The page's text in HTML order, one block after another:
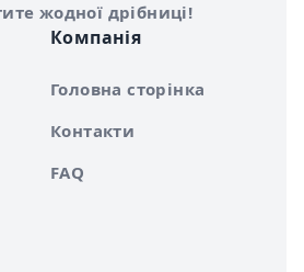
жодної дрібниці!
Компанія
Головна сторінка
Контакти
FAQ